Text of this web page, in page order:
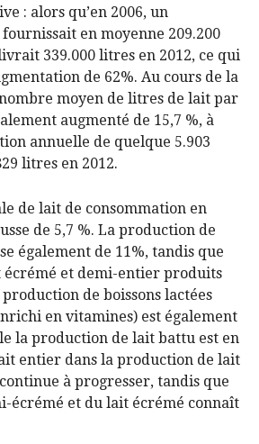
: alors qu’en 2006, un
en moyenne 209.200
339.000 litres en 2012, ce qui
de 62%. Au cours de la
moyen de litres de lait par
augmenté de 15,7 %, à
annuelle de quelque 5.903
litres en 2012.
de lait de consommation en
de 5,7 %. La production de
également de 11%, tandis que
écrémé et demi-entier produits
de boissons lactées
en vitamines) est également
la production de lait battu est en
entier dans la production de lait
à progresser, tandis que
écrémé et du lait écrémé connaît